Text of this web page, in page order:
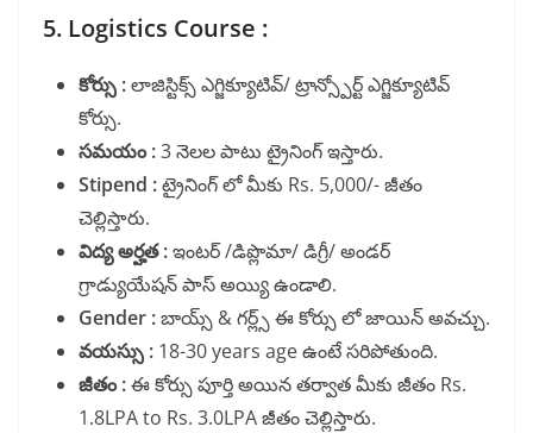
5. Logistics Course :
కోర్సు :లాజిస్టిక్స్ ఎగ్జిక్యూటివ్/ ట్రాన్స్పోర్ట్ ఎగ్జిక్యూటివ్
కోర్సు.
సమయం :3 నెలల పాటు ట్రైనింగ్ ఇస్తారు.
Stipend :ట్రైనింగ్ లో మీకు Rs. 5,000/- జీతం
చెల్లిస్తారు.
విద్య అర్హత :ఇంటర్ /డిప్లొమా/ డిగ్రీ/ అండర్
గ్రాడ్యుయేషన్ పాస్ అయ్యి ఉండాలి.
Gender :బాయ్స్ & గర్ల్స్ ఈ కోర్సు లో జాయిన్ అవచ్చు.
వయస్సు : 18-30 years age ఉంటే సరిపోతుంది.
జీతం :ఈ కోర్సు పూర్తి అయిన తర్వాత మీకు జీతం Rs.
1.8LPA to Rs. 3.0LPA జీతం చెల్లిస్తారు.